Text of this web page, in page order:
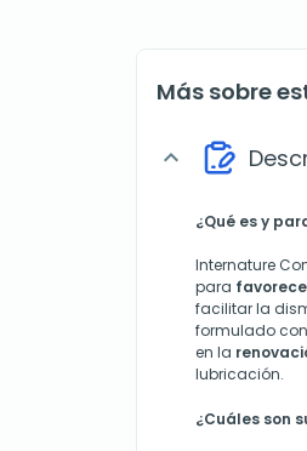
Más sobre
expand_more
¿Qué es y
Internature
para
facilitar la
formulado
en la
lubricación.
¿Cuáles son